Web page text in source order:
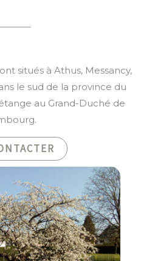
situés à Athus, Messancy,
le sud de la province du
au Grand-Duché de